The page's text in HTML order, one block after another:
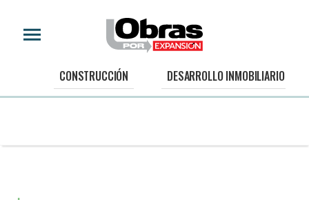
CONSTRUCCIÓN DESARROLLO INMOBILIARIO